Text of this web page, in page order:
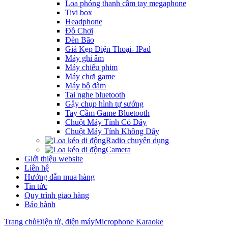
Loa phóng thanh cầm tay megaphone
Tivi box
Headphone
Đồ Chơi
Đèn Bão
Giá Kẹp Điện Thoại- IPad
Máy ghi âm
Máy chiếu phim
Máy chơi game
Máy bộ đàm
Tai nghe bluetooth
Gậy chụp hình tự sướng
Tay Cầm Game Bluetooth
Chuột Máy Tính Có Dây
Chuột Máy Tính Không Dây
Radio chuyên dụng
Camera
Giới thiệu website
Liên hệ
Hướng dẫn mua hàng
Tin tức
Quy trình giao hàng
Bảo hành
Trang chủĐiện tử, điện máyMicrophone Karaoke